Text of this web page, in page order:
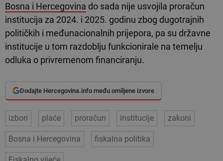
Bosna i Hercegovina do sada nije usvojila proračun
institucija za 2024. i 2025. godinu zbog dugotrajnih
političkih i međunacionalnih prijepora, pa su državne
institucije u tom razdoblju funkcionirale na temelju
odluka o privremenom financiranju.
Dodajte Hercegovina.info među omiljene izvore
izbori plaće proračun institucije zakoni
Bosna i Hercegovina fiskalna politika